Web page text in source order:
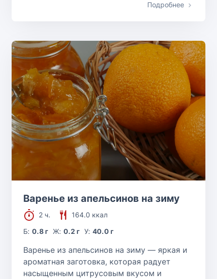
Подробнее
Варенье из апельсинов на зиму
2 ч.
164.0 ккал
Б:0.8 г Ж: 0.2 г У: 40.0 г
Варенье из апельсинов на зиму — яркая и
ароматная заготовка, которая радует
насыщенным цитрусовым вкусом и